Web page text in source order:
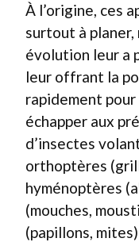
À l’origine, ces
surtout à planer,
évolution leur a
leur offrant la
rapidement
échapper aux
d’insectes
orthoptères
hyménoptères
(mouches,
(papillons,